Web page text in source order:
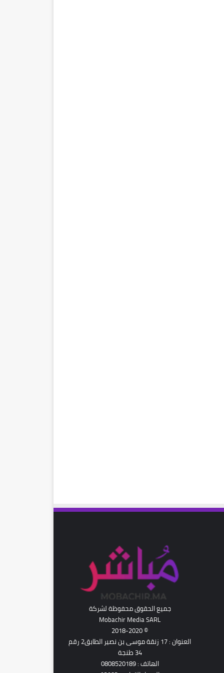
جميع الحقوق محفوظة لشركة
Mobachir Media SARL
© 2018-2020
العنوان : 17 زنقة موسى بن نصير الطابق2 رقم
34 طنجة
الهاتف : 0808520189